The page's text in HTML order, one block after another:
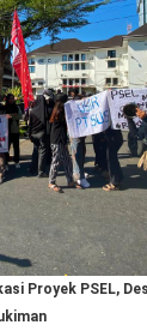
Proyek PSEL,